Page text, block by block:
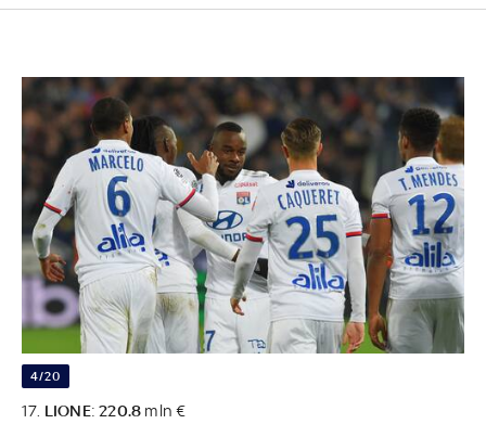
4/20
17. LIONE:220.8 mln €